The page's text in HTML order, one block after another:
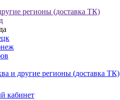
регионы (доставка ТК)
и другие регионы (доставка ТК)
кабинет